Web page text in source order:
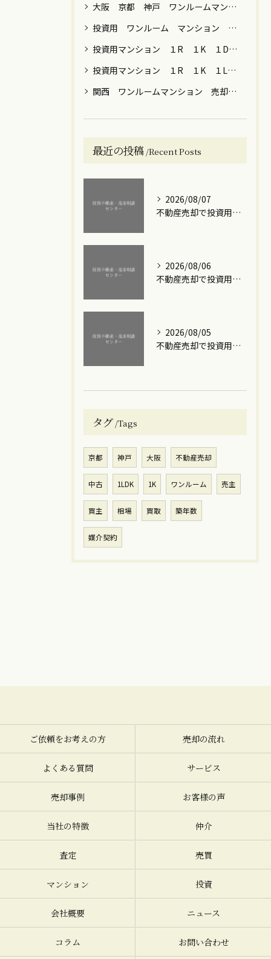
大阪 京都 神戸 ワンルームマンション 売却
投資用 ワンルーム マンション 男性 女性 運用目的 売却 大阪 京都 神戸 東京 横浜 川崎 名古屋 福岡
投資用マンション １R １K １DK ファミリー 売却 大阪 京都 神戸 東京 神奈川 名古屋 福岡
投資用マンション １R １K １LDK 節税 年金 保険 女性向け 売却 贈与 大阪 京都 神戸 東京都内 川崎 横浜
関西 ワンルームマンション 売却 築年数 ローン
最近の投稿 Recent Posts
2026/08/07
不動産売却で投資用ワンルームマンションの利益を最大化する実践的な手順と注意点
2026/08/06
不動産売却で投資用ワンルームマンションを高額で手放すための実践ステップと損失回避のポイント
2026/08/05
不動産売却で投資用ワンルームの築年数を見極める損を抑えるタイミングと賢い出口戦略
タグ Tags
京都 神戸 大阪 不動産売却
中古 1LDK 1K ワンルーム 売主
買主 相場 買取 築年数
媒介契約
ご依頼をお考えの方 売却の流れ
よくある質問 サービス
売却事例 お客様の声
当社の特徴 仲介
査定 売買
マンション 投資
会社概要 ニュース
コラム お問い合わせ